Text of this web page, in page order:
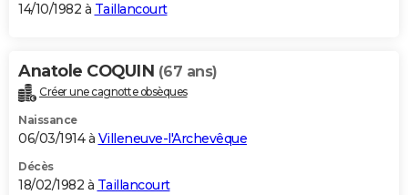
14/10/1982 à Taillancourt
Anatole COQUIN (67 ans)
Créer une cagnotte obsèques
Naissance
06/03/1914 à Villeneuve-l'Archevêque
Décès
18/02/1982 à Taillancourt